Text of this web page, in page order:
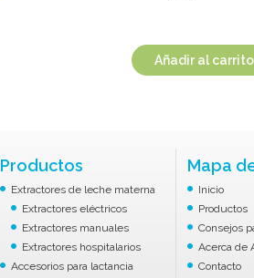
Añadir al carrito
Productos
Extractores de leche materna
Extractores eléctricos
Extractores manuales
Extractores hospitalarios
Accesorios para lactancia
Mapa
Inicio
Productos
Consejos
Acerca de
Contacto